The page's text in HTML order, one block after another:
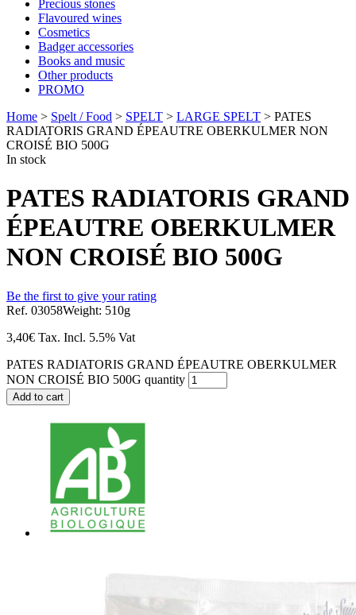
Precious stones
Flavoured wines
Cosmetics
Badger accessories
Books and music
Other products
PROMO
Home > Spelt / Food > SPELT > LARGE SPELT > PATES
RADIATORIS GRAND ÉPEAUTRE OBERKULMER NON
CROISÉ BIO 500G
In stock
PATES RADIATORIS GRAND
ÉPEAUTRE OBERKULMER
NON CROISÉ BIO 500G
Be the first to give your rating
Ref. 03058Weight: 510g
3,40€ Tax. Incl. 5.5% Vat
PATES RADIATORIS GRAND ÉPEAUTRE OBERKULMER
NON CROISÉ BIO 500G quantity
Add to cart